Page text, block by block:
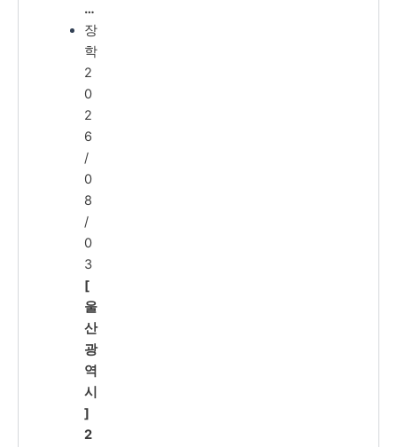
…
장
학
2
0
2
6
/
0
8
/
0
3
[
울
산
광
역
시
]
2